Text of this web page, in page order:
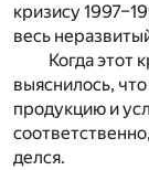
кризису
весь
Когда этот
выяснилось,
продукцию и
делся.